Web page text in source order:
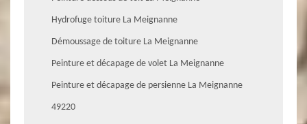
Hydrofuge toiture La Meignanne
Démoussage de toiture La Meignanne
Peinture et décapage de volet La Meignanne
Peinture et décapage de persienne La Meignanne
49220